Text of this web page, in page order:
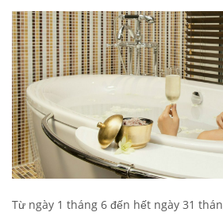
Từ ngày 1 tháng 6 đến hết ngày 31